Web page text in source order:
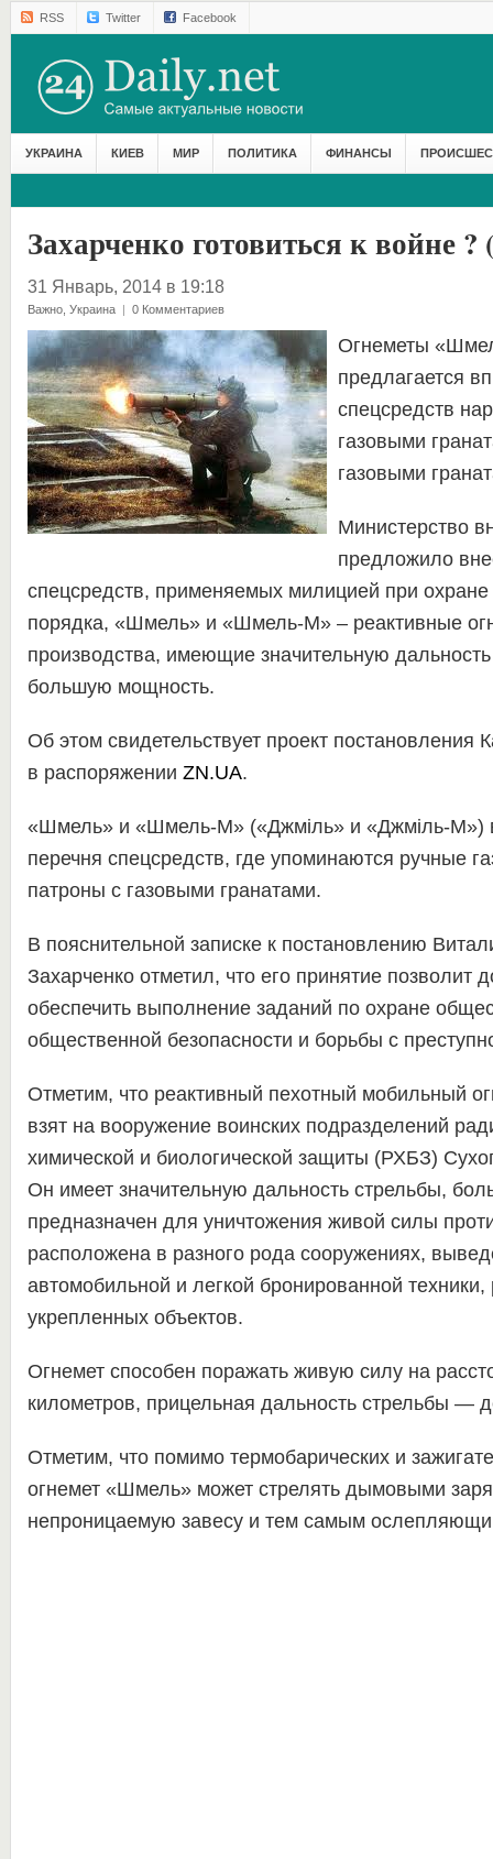
RSS Twitter Facebook
УКРАИНА КИЕВ МИР ПОЛИТИКА ФИНАНСЫ
Захарченко готовиться к войне
31 Январь, 2014 в 19:18
Важно, Украина | 0 Комментариев
Огнеметы
предлагается
спецсредств
газовыми
газовыми
Министерство
предложило
спецсредств, применяемых милицией при
порядка, «Шмель» и «Шмель-М» – реактивные
производства, имеющие значительную
большую мощность.
Об этом свидетельствует проект
в распоряжении ZN.UA.
«Шмель» и «Шмель-М» («Джміль» и «Джміль-М»)
перечня спецсредств, где упоминаются ручные
патроны с газовыми гранатами.
В пояснительной записке к постановлению
Захарченко отметил, что его принятие позволит
обеспечить выполнение заданий по охране
общественной безопасности и борьбы с
Отметим, что реактивный пехотный мобильный
взят на вооружение воинских подразделений
химической и биологической защиты (РХБЗ)
Он имеет значительную дальность стрельбы,
предназначен для уничтожения живой силы
расположена в разного рода сооружениях,
автомобильной и легкой бронированной
укрепленных объектов.
Огнемет способен поражать живую силу на
километров, прицельная дальность стрельбы —
Отметим, что помимо термобарических и
огнемет «Шмель» может стрелять дымовыми
непроницаемую завесу и тем самым